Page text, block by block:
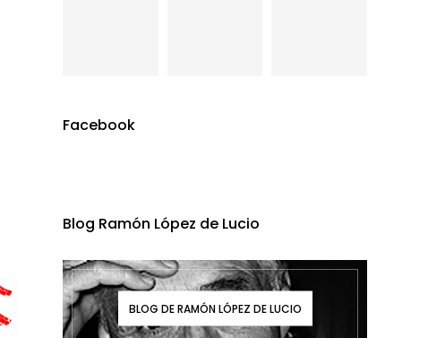
Facebook
Blog Ramón López de Lucio
BLOG DE RAMÓN LÓPEZ DE LUCIO